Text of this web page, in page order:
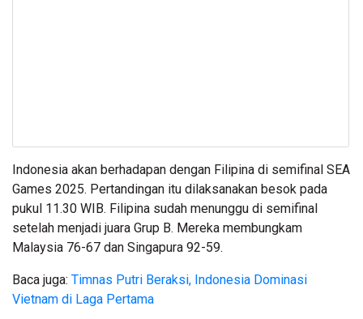
Indonesia akan berhadapan dengan Filipina di semifinal SEA
Games 2025. Pertandingan itu dilaksanakan besok pada
pukul 11.30 WIB. Filipina sudah menunggu di semifinal
setelah menjadi juara Grup B. Mereka membungkam
Malaysia 76-67 dan Singapura 92-59.
Baca juga: Timnas Putri Beraksi, Indonesia Dominasi
Vietnam di Laga Pertama